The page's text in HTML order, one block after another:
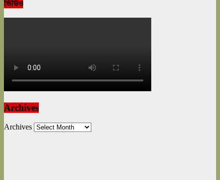
ভিডিও
Archives
Archives